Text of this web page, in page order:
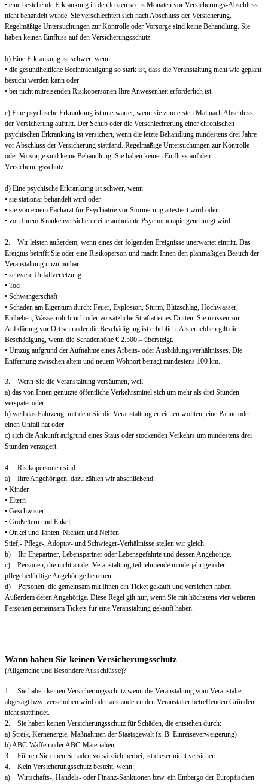
• eine bestehende Erkrankung in den letzten sechs Monaten vor Versicherungs-Abschluss
nicht behandelt wurde. Sie verschlechtert sich nach Abschluss der Versicherung.
Regelmäßige Untersuchungen zur Kontrolle oder Vorsorge sind keine Behandlung. Sie
haben keinen Einfluss auf den Versicherungsschutz.
b) Eine Erkrankung ist schwer, wenn
• die gesundheitliche Beeinträchtigung so stark ist, dass die Veranstaltung nicht wie geplant
besucht werden kann oder
• bei nicht mitreisenden Risikopersonen Ihre Anwesenheit erforderlich ist.
c) Eine psychische Erkrankung ist unerwartet, wenn sie zum ersten Mal nach Abschluss
der Versicherung auftritt. Der Schub oder die Verschlechterung einer chronischen
psychischen Erkrankung ist versichert, wenn die letzte Behandlung mindestens drei Jahre
vor Abschluss der Versicherung stattfand. Regelmäßige Untersuchungen zur Kontrolle
oder Vorsorge sind keine Behandlung. Sie haben keinen Einfluss auf den
Versicherungsschutz.
d) Eine psychische Erkrankung ist schwer, wenn
• sie stationär behandelt wird oder
• sie von einem Facharzt für Psychiatrie vor Stornierung attestiert wird oder
• von Ihrem Krankenversicherer eine ambulante Psychotherapie genehmigt wird.
2. Wir leisten außerdem, wenn eines der folgenden Ereignisse unerwartet eintritt. Das
Ereignis betrifft Sie oder eine Risikoperson und macht Ihnen den planmäßigen Besuch der
Veranstaltung unzumutbar:
• schwere Unfallverletzung
• Tod
• Schwangerschaft
• Schaden am Eigentum durch: Feuer, Explosion, Sturm, Blitzschlag, Hochwasser,
Erdbeben, Wasserrohrbruch oder vorsätzliche Straftat eines Dritten. Sie müssen zur
Aufklärung vor Ort sein oder die Beschädigung ist erheblich. Als erheblich gilt die
Beschädigung, wenn die Schadenhöhe € 2.500,– übersteigt.
• Umzug aufgrund der Aufnahme eines Arbeits- oder Ausbildungsverhältnisses. Die
Entfernung zwischen altem und neuem Wohnort beträgt mindestens 100 km.
3. Wenn Sie die Veranstaltung versäumen, weil
a) das von Ihnen genutzte öffentliche Verkehrsmittel sich um mehr als drei Stunden
verspätet oder
b) weil das Fahrzeug, mit dem Sie die Veranstaltung erreichen wollten, eine Panne oder
einen Unfall hat oder
c) sich die Ankunft aufgrund eines Staus oder stockenden Verkehrs um mindestens drei
Stunden verzögert.
4. Risikopersonen sind
a) Ihre Angehörigen, dazu zählen wir abschließend:
• Kinder
• Eltern
• Geschwister
• Großeltern und Enkel
• Onkel und Tanten, Nichten und Neffen
Stief,- Pflege-, Adoptiv- und Schwieger-Verhältnisse stellen wir gleich.
b) Ihr Ehepartner, Lebenspartner oder Lebensgefährte und dessen Angehörige.
c) Personen, die nicht an der Veranstaltung teilnehmende minderjährige oder
pflegebedürftige Angehörige betreuen.
d) Personen, die gemeinsam mit Ihnen ein Ticket gekauft und versichert haben.
Außerdem deren Angehörige. Diese Regel gilt nur, wenn Sie mit höchstens vier weiteren
Personen gemeinsam Tickets für eine Veranstaltung gekauft haben.
Wann haben Sie keinen Versicherungsschutz
(Allgemeine und Besondere Ausschlüsse)?
1. Sie haben keinen Versicherungsschutz wenn die Veranstaltung vom Veranstalter
abgesagt bzw. verschoben wird oder aus anderen den Veranstalter betreffenden Gründen
nicht stattfindet.
2. Sie haben keinen Versicherungsschutz für Schäden, die entstehen durch:
a) Streik, Kernenergie, Maßnahmen der Staatsgewalt (z. B. Einreiseverweigerung)
b) ABC-Waffen oder ABC-Materialien.
3. Führen Sie einen Schaden vorsätzlich herbei, ist dieser nicht versichert.
4. Kein Versicherungsschutz besteht, wenn:
a) Wirtschafts-, Handels- oder Finanz-Sanktionen bzw. ein Embargo der Europäischen